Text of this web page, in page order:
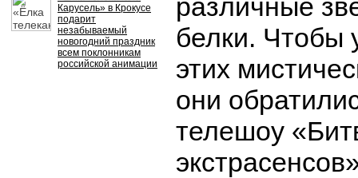
Карусель» в Крокусе
подарит
незабываемый
новогодний праздник
всем поклонникам
российской анимации
различные
белки. Чтобы
этих
они
телешоу